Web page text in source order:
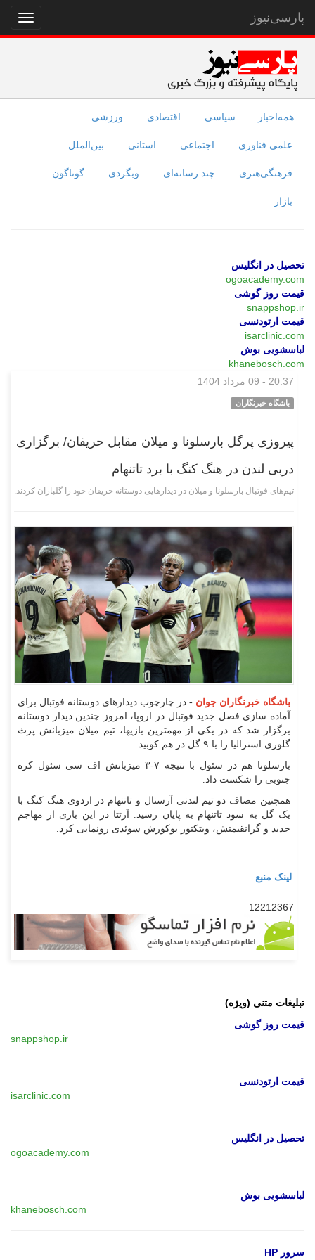
نمایش
منو
پارسی‌نیوز
همه‌اخبار سیاسی اقتصادی ورزشی
علمی فناوری اجتماعی استانی بین‌الملل
فرهنگی‌هنری چند رسانه‌ای وبگردی گوناگون
بازار
تحصیل در انگلیس
ogoacademy.com
قیمت روز گوشی
snappshop.ir
قیمت ارتودنسی
isarclinic.com
لباسشویی بوش
khanebosch.com
20:37 - 09 مرداد 1404
باشگاه خبرنگاران
پیروزی پرگل بارسلونا و میلان مقابل حریفان/ برگزاری
دربی لندن در هنگ کنگ با برد تاتنهام
تیم‌های فوتبال بارسلونا و میلان در دیدار‌هایی دوستانه حریفان خود را گلباران کردند.
باشگاه خبرنگاران جوان - در چارچوب دیدار‌های دوستانه فوتبال برای
آماده سازی فصل جدید فوتبال در اروپا، امروز چندین دیدار دوستانه
برگزار شد که در یکی از مهمترین بازیها، تیم میلان میزبانش پرث
گلوری استرالیا را با ۹ گل در هم کوبید.
بارسلونا هم در سئول با نتیجه ۷-۳ میزبانش اف سی سئول کره
جنوبی را شکست داد.
همچنین مصاف دو تیم لندنی آرسنال و تاتنهام در اردوی هنگ کنگ با
یک گل به سود تاتنهام به پایان رسید. آرتتا در این بازی از مهاجم
جدید و گرانقیمتش، ویتکتور یوکورش سوئدی رونمایی کرد.
لینک منبع
12212367
تبلیغات متنی (ویژه)
قیمت روز گوشی
snappshop.ir
قیمت ارتودنسی
isarclinic.com
تحصیل در انگلیس
ogoacademy.com
لباسشویی بوش
khanebosch.com
سرور HP